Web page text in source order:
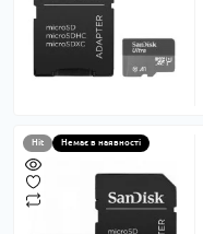
Hit Немає в наявності